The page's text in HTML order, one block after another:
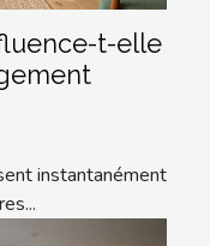
t-elle
instantanément